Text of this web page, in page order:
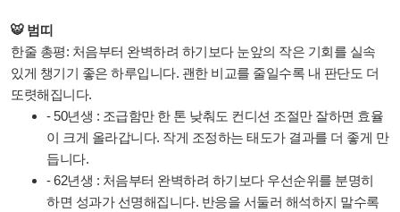
🐯 범띠
한줄 총평: 처음부터 완벽하려 하기보다 눈앞의 작은 기회를 실속
있게 챙기기 좋은 하루입니다. 괜한 비교를 줄일수록 내 판단도 더
또렷해집니다.
- 50년생 : 조급함만 한 톤 낮춰도 컨디션 조절만 잘하면 효율
이 크게 올라갑니다. 작게 조정하는 태도가 결과를 더 좋게 만
듭니다.
- 62년생 : 처음부터 완벽하려 하기보다 우선순위를 분명히
하면 성과가 선명해집니다. 반응을 서둘러 해석하지 말수록